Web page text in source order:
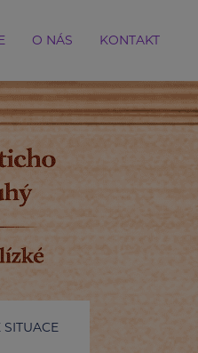
O NÁS KONTAKT
SITUACE